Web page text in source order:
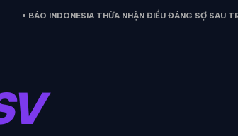
THỪA NHẬN ĐIỀU ĐÁNG SỢ SAU TRẬN THUA VIỆT NAM